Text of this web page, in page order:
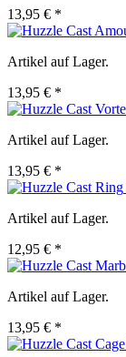
13,95 € *
Artikel auf Lager.
13,95 € *
Artikel auf Lager.
13,95 € *
Artikel auf Lager.
12,95 € *
Artikel auf Lager.
13,95 € *